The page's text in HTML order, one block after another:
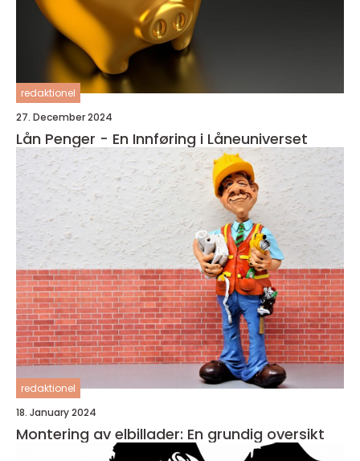
redaktionel
27. December 2024
Lån Penger - En Innføring i Låneuniverset
redaktionel
18. January 2024
Montering av elbillader: En grundig oversikt